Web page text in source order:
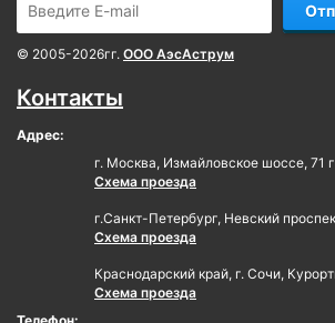
© 2005-2026гг. ООО АэсАструм
Контакты
Адрес:
г. Москва, Измайловское шоссе, 71
Схема проезда
г.Санкт-Петербург, Невский
Схема проезда
Краснодарский край, г. Сочи,
Схема проезда